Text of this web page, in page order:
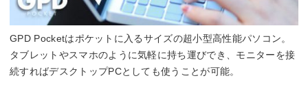
GPD Pocketはポケットに入るサイズの超小型高性能パソコン。
タブレットやスマホのように気軽に持ち運びでき、モニターを接
続すればデスクトップPCとしても使うことが可能。